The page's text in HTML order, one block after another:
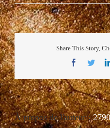
Share This Story,
Facebook
À propos de l'auteur :